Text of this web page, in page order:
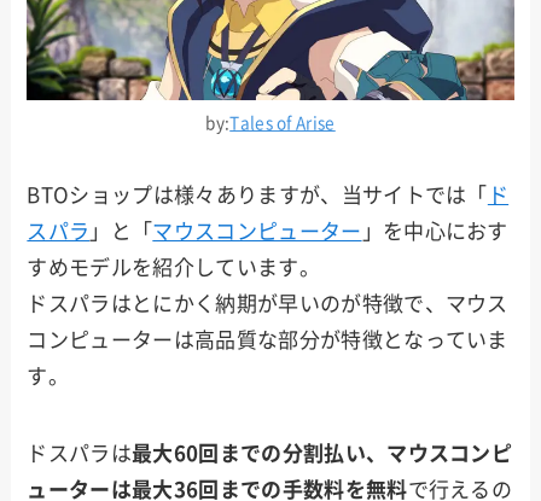
by:Tales of Arise
BTOショップは様々ありますが、当サイトでは「
ド
スパラ 」と「 マウスコンピューター 」を中心におす
すめモデルを紹介しています。
ドスパラはとにかく納期が早いのが特徴で、マウス
コンピューターは高品質な部分が特徴となっていま
す。
ドスパラは最大60回までの分割払い、マウスコンピ
ューターは最大36回までの手数料を無料で行えるの